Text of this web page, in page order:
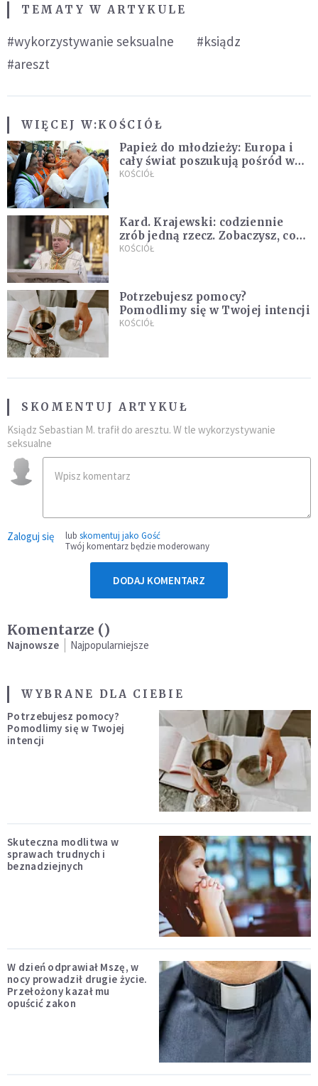
TEMATY W ARTYKULE
#wykorzystywanie seksualne
#ksiądz
#areszt
WIĘCEJ W:KOŚCIÓŁ
Papież do młodzieży: Europa i
cały świat poszukują pośród was
nowych świętych
KOŚCIÓŁ
Kard. Krajewski: codziennie
zrób jedną rzecz. Zobaczysz, co
stanie się z twoim życiem
KOŚCIÓŁ
Potrzebujesz pomocy?
Pomodlimy się w Twojej intencji
KOŚCIÓŁ
SKOMENTUJ ARTYKUŁ
Ksiądz Sebastian M. trafił do aresztu. W tle wykorzystywanie
seksualne
Zaloguj się lub skomentuj jako Gość
Twój komentarz będzie moderowany
DODAJ KOMENTARZ
Komentarze ()
Najnowsze Najpopularniejsze
WYBRANE DLA CIEBIE
Potrzebujesz pomocy?
Pomodlimy się w Twojej
intencji
Skuteczna modlitwa w
sprawach trudnych i
beznadziejnych
W dzień odprawiał Mszę, w
nocy prowadził drugie życie.
Przełożony kazał mu
opuścić zakon